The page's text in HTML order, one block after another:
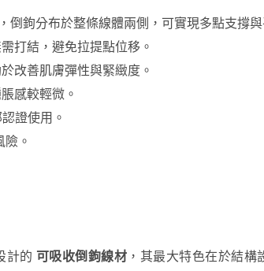
倒鉤分布於整條線體兩側，可實現多點支撐與
打結，避免拉提點位移。
改善肌膚彈性與緊緻度。
感較輕微。
證使用。
。
計的 可吸收倒鉤線材 ，其最大特色在於結構